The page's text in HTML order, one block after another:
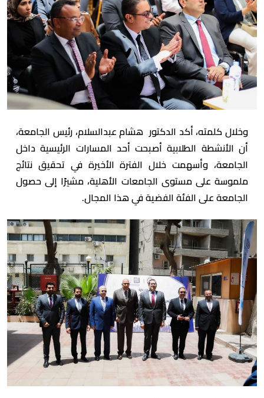
وخلال كلمته، أكد الدكتور هشام عبدالسلام، رئيس الجامعة،
أن الأنشطة الطلابية أصبحت أحد المسارات الرئيسية داخل
الجامعة، وأسهمت خلال الفترة الأخيرة في تحقيق نتائج
ملموسة على مستوى الجامعات الأهلية، مشيرًا إلى حصول
الجامعة على الفئة الفضية في هذا المجال.